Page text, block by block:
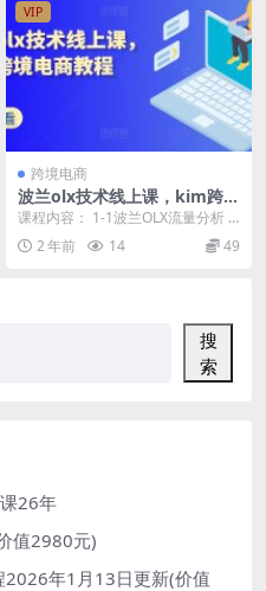
VIP
跨境电商
波兰olx技术线上课，kim跨境
电商教程
课程内容： 1-1波兰OLX流量分析 2
-2波兰olx注册(上) 3-3波兰ol...
2 年前 14 49
搜
索
26年
值2980元)
年1月13日更新(价值